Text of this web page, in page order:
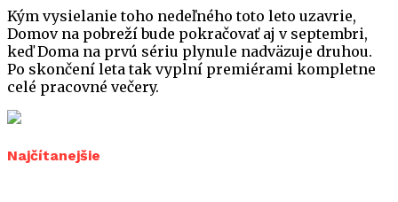
Kým vysielanie toho nedeľného toto leto uzavrie,
Domov na pobreží bude pokračovať aj v septembri,
keď Doma na prvú sériu plynule nadväzuje druhou.
Po skončení leta tak vyplní premiérami kompletne
celé pracovné večery.
Najčítanejšie